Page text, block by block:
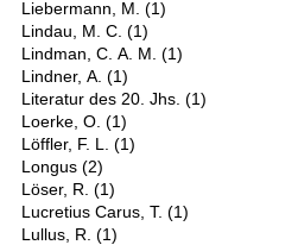
Liebermann, M.(1)
Lindau, M. C.(1)
Lindman, C. A. M.(1)
Lindner, A.(1)
Literatur des 20. Jhs.(1)
Loerke, O.(1)
Löffler, F. L.(1)
Longus(2)
Löser, R.(1)
Lucretius Carus, T.(1)
Lullus, R.(1)